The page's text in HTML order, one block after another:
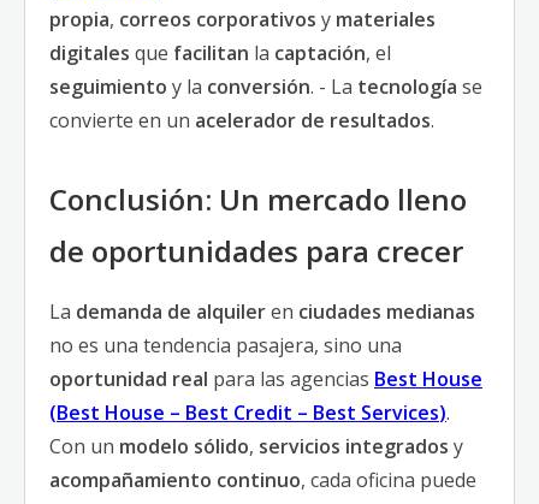
propia, correos corporativos y materiales
digitales que facilitan la captación, el
seguimiento y la conversión. - La tecnología se
convierte en un acelerador de resultados.
Conclusión: Un mercado lleno
de oportunidades para crecer
La demanda de alquileren ciudades medianas
no es una tendencia pasajera, sino una
oportunidad real para las agencias Best House
(Best House – Best Credit – Best Services).
Con un modelo sólido, servicios integrados y
acompañamiento continuo, cada oficina puede